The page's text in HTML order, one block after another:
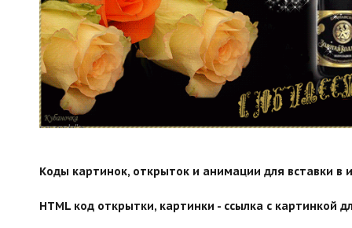
search">
Коды картинок, открыток и анимации для вставки в
HTML код открытки, картинки - ссылка с картинкой